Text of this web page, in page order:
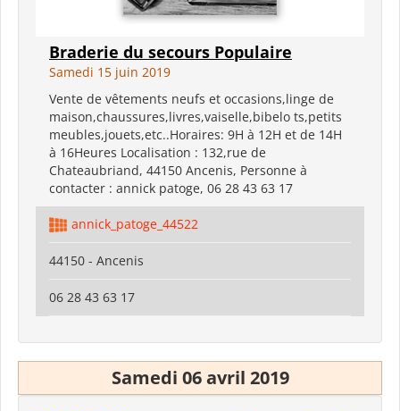
Braderie du secours Populaire
Samedi 15 juin 2019
Vente de vêtements neufs et occasions,linge de
maison,chaussures,livres,vaiselle,bibelo ts,petits
meubles,jouets,etc..Horaires: 9H à 12H et de 14H
à 16Heures Localisation : 132,rue de
Chateaubriand, 44150 Ancenis, Personne à
contacter : annick patoge, 06 28 43 63 17
annick_patoge_44522
44150 - Ancenis
06 28 43 63 17
Samedi 06 avril 2019